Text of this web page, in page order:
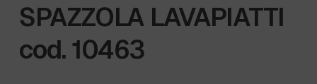
SPAZZOLA LAVAPIATTI
cod. 10463